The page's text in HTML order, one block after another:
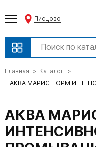
Писцово
Главная
Каталог
АКВА МАРИС НОРМ
АКВА